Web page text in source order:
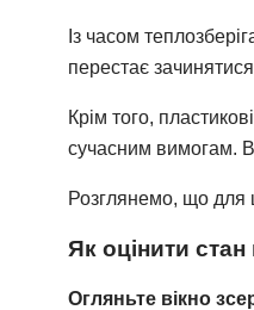
Із часом
перестає
Крім того,
сучасним вимогам.
Розглянемо, що для
Як оцінити стан
Огляньте вікно